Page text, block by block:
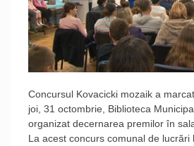
Concursul Kovacicki mozaik a
joi, 31 octombrie, Biblioteca
organizat decernarea premilor în
La acest concurs comunal de lucrări